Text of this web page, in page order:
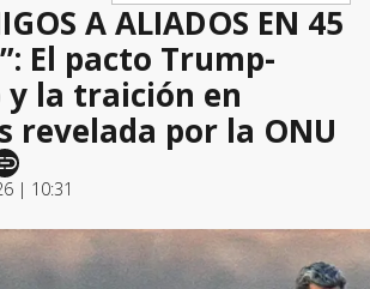
A ALIADOS EN 45
El pacto Trump-
y la traición en
revelada por la ONU
| 10:31